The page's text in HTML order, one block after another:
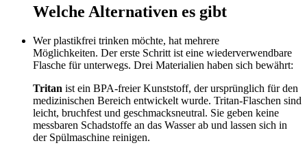
Welche Alternativen es gibt
Wer plastikfrei trinken möchte, hat mehrere
Möglichkeiten. Der erste Schritt ist eine wiederverwendbare
Flasche für unterwegs. Drei Materialien haben sich bewährt:
Tritan ist ein BPA-freier Kunststoff, der ursprünglich für den
medizinischen Bereich entwickelt wurde. Tritan-Flaschen sind
leicht, bruchfest und geschmacksneutral. Sie geben keine
messbaren Schadstoffe an das Wasser ab und lassen sich in
der Spülmaschine reinigen.